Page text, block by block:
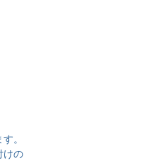
。
けの